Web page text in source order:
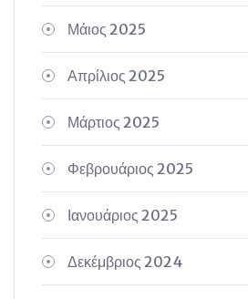
Μάιος 2025
Απρίλιος 2025
Μάρτιος 2025
Φεβρουάριος 2025
Ιανουάριος 2025
Δεκέμβριος 2024